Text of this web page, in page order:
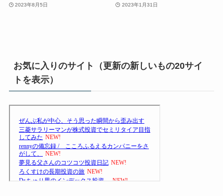
2023年8月5日 2023年1月31日
お気に入りのサイト（更新の新しいもの20サイ
トを表示）